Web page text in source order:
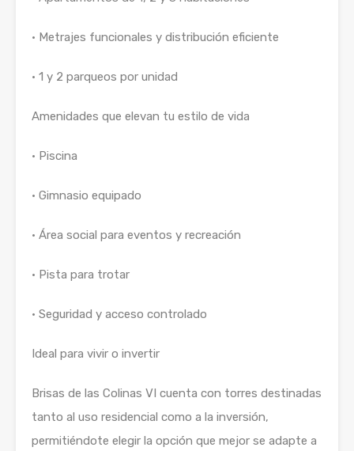
• Metrajes funcionales y distribución eficiente
• 1 y 2 parqueos por unidad
Amenidades que elevan tu estilo de vida
• Piscina
• Gimnasio equipado
• Área social para eventos y recreación
• Pista para trotar
• Seguridad y acceso controlado
Ideal para vivir o invertir
Brisas de las Colinas VI cuenta con torres destinadas
tanto al uso residencial como a la inversión,
permitiéndote elegir la opción que mejor se adapte a